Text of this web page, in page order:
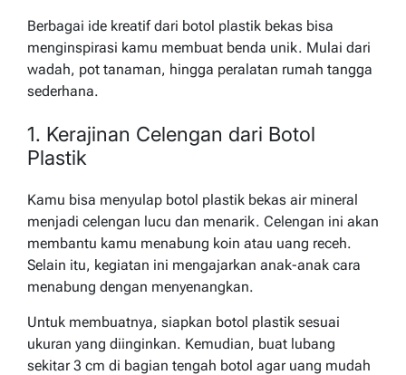
Berbagai ide kreatif dari botol plastik bekas bisa
menginspirasi kamu membuat benda unik. Mulai dari
wadah, pot tanaman, hingga peralatan rumah tangga
sederhana.
1. Kerajinan Celengan dari Botol
Plastik
Kamu bisa menyulap botol plastik bekas air mineral
menjadi celengan lucu dan menarik. Celengan ini akan
membantu kamu menabung koin atau uang receh.
Selain itu, kegiatan ini mengajarkan anak-anak cara
menabung dengan menyenangkan.
Untuk membuatnya, siapkan botol plastik sesuai
ukuran yang diinginkan. Kemudian, buat lubang
sekitar 3 cm di bagian tengah botol agar uang mudah